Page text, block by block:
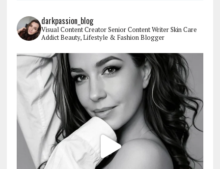
darkpassion_blog
Visual Content CreatorSenior Content WriterSkin Care
AddictBeauty, Lifestyle & Fashion Blogger